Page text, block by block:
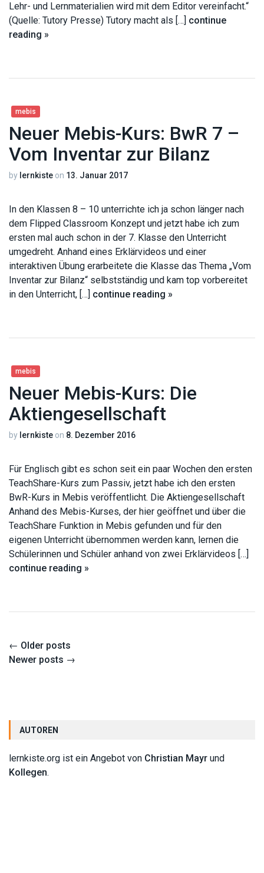
Lehr- und Lernmaterialien wird mit dem Editor vereinfacht.“
(Quelle: Tutory Presse) Tutory macht als […] continue
reading »
mebis
Neuer Mebis-Kurs: BwR 7 –
Vom Inventar zur Bilanz
by lernkiste on 13. Januar 2017
In den Klassen 8 – 10 unterrichte ich ja schon länger nach
dem Flipped Classroom Konzept und jetzt habe ich zum
ersten mal auch schon in der 7. Klasse den Unterricht
umgedreht. Anhand eines Erklärvideos und einer
interaktiven Übung erarbeitete die Klasse das Thema „Vom
Inventar zur Bilanz“ selbstständig und kam top vorbereitet
in den Unterricht, […] continue reading »
mebis
Neuer Mebis-Kurs: Die
Aktiengesellschaft
by lernkiste on 8. Dezember 2016
Für Englisch gibt es schon seit ein paar Wochen den ersten
TeachShare-Kurs zum Passiv, jetzt habe ich den ersten
BwR-Kurs in Mebis veröffentlicht. Die Aktiengesellschaft
Anhand des Mebis-Kurses, der hier geöffnet und über die
TeachShare Funktion in Mebis gefunden und für den
eigenen Unterricht übernommen werden kann, lernen die
Schülerinnen und Schüler anhand von zwei Erklärvideos […]
continue reading »
Posts
navigation
← Older posts
Newer posts →
AUTOREN
lernkiste.org ist ein Angebot von Christian Mayr und
Kollegen.